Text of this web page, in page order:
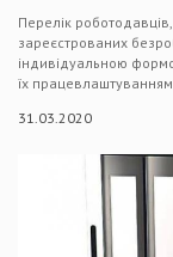
Перелік
зареєстрованих
індивідуальною
їх працевлаштуванням
31.03.2020